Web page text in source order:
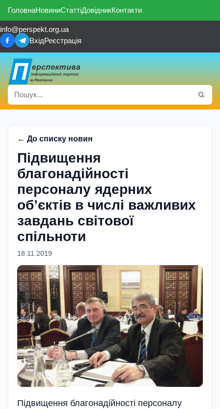
ГоловнаНовиниСтаттіДовідникКонтакти
info@perspekt.org.ua
ВхідРеєстрація
← До списку новин
Підвищення
благонадійності
персоналу ядерних
об’єктів в числі важливих
завдань світової
спільноти
18.11.2019
Підвищення благонадійності персоналу